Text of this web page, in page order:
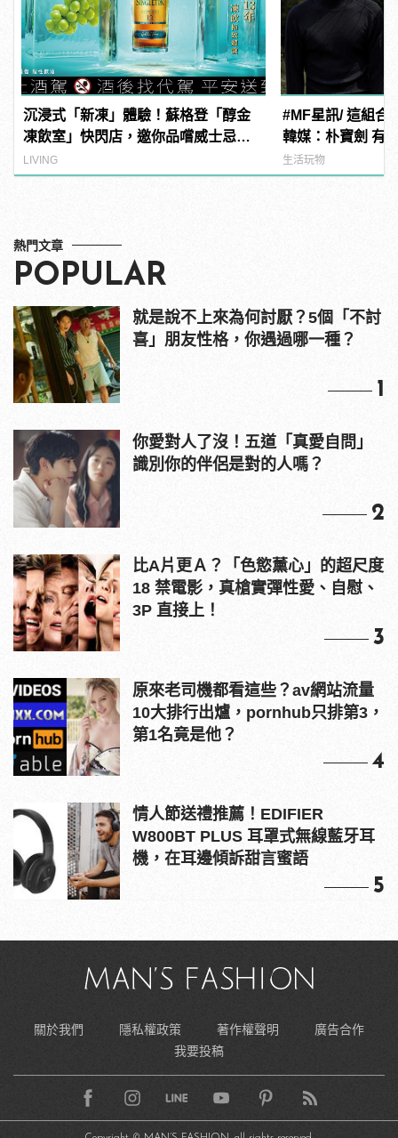
沉浸式「新凍」體驗！蘇格登「醇金
凍飲室」快閃店，邀你品嚐威士忌凍
飲滋味
LIVING
#MF星訊/ 這組合
韓媒：朴寶劍 有
電影《徐福》！
生活玩物
熱門文章
POPULAR
就是說不上來為何討厭？5個「不討
喜」朋友性格，你遇過哪一種？
1
你愛對人了沒！五道「真愛自問」
識別你的伴侶是對的人嗎？
2
比A片更Ａ？「色慾薰心」的超尺度
18 禁電影，真槍實彈性愛、自慰、
3P 直接上！
3
原來老司機都看這些？av網站流量
10大排行出爐，pornhub只排第3，
第1名竟是他？
4
情人節送禮推薦！EDIFIER
W800BT PLUS 耳罩式無線藍牙耳
機，在耳邊傾訴甜言蜜語
5
關於我們 隱私權政策 著作權聲明
廣告合作
我要投稿